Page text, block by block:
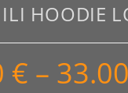
ILI HOODIE
€ – 33.00